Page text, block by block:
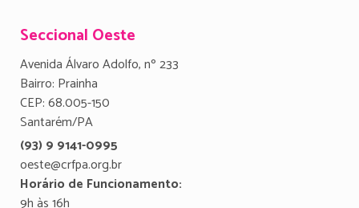
Seccional Oeste
Avenida Álvaro Adolfo, nº 233
Bairro: Prainha
CEP: 68.005-150
Santarém/PA
(93) 9 9141-0995
oeste@crfpa.org.br
Horário de Funcionamento:
9h às 16h